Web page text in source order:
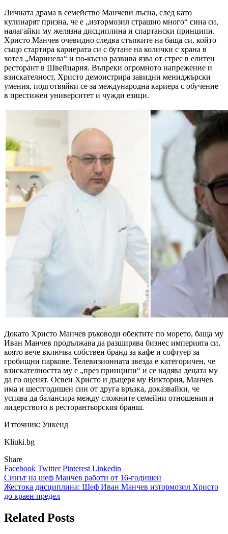
Личната драма в семейство Манчеви лъсна, след като
кулинарят призна, че е „изтормозил страшно много“ сина си,
налагайки му желязна дисциплина и спартански принципи.
Христо Манчев очевидно следва стъпките на баща си, който
също стартира кариерата си с бутане на колички с храна в
хотел „Маринела“ и по-късно развива язва от стрес в елитен
ресторант в Швейцария. Въпреки огромното напрежение и
взискателност, Христо демонстрира завидни мениджърски
умения, подготвяйки се за международна кариера с обучение
в престижен университет и чужди езици.
Докато Христо Манчев ръководи обектите по морето, баща му
Иван Манчев продължава да разширява бизнес империята си,
която вече включва собствен бранд за кафе и софтуер за
гробищни паркове. Телевизионната звезда е категоричен, че
взискателността му е „през принципи“ и се надява децата му
да го оценят. Освен Христо и дъщеря му Виктория, Манчев
има и шестгодишен син от друга връзка, доказвайки, че
успява да балансира между сложните семейни отношения и
лидерството в ресторантьорския бранш.
Източник: Уикенд
Kliuki.bg
Share
Facebook TwitterPinterest Linkedin
Навигация
Синът на шеф Манчев работи от 16-годишен
Жестока дисциплина: Шеф Иван Манчев изтормозил Христо
до краен предел
Related Posts